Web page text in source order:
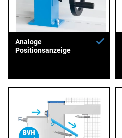
Analoge
Positionsanzeige